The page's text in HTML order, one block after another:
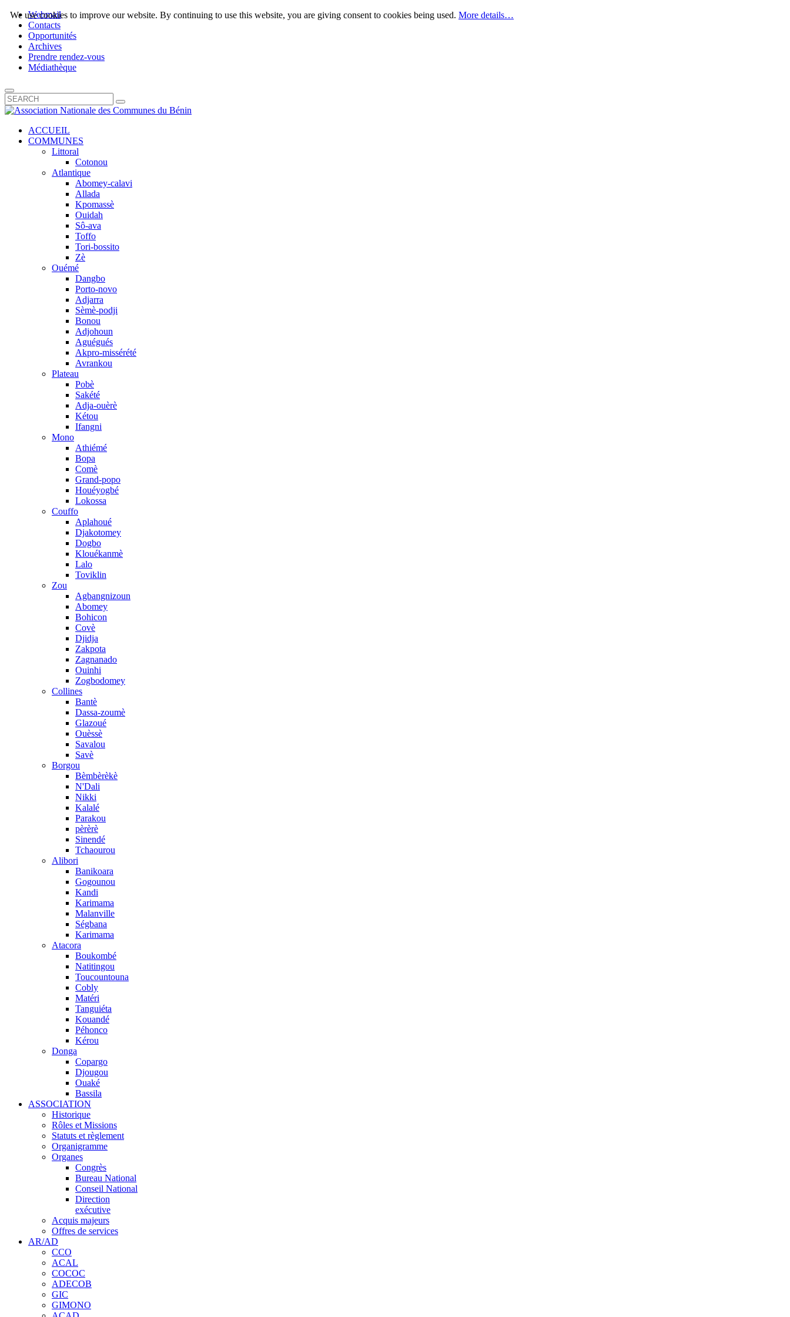
Webmail
Contacts
Opportunités
Archives
Prendre rendez-vous
Médiathèque
ACCUEIL
COMMUNES
Littoral
Cotonou
Atlantique
Abomey-calavi
Allada
Kpomassè
Ouidah
Sô-ava
Toffo
Tori-bossito
Zè
Ouémé
Dangbo
Porto-novo
Adjarra
Sèmè-podji
Bonou
Adjohoun
Aguégués
Akpro-missérété
Avrankou
Plateau
Pobè
Sakété
Adja-ouèrè
Kétou
Ifangni
Mono
Athiémé
Bopa
Comè
Grand-popo
Houéyogbé
Lokossa
Couffo
Aplahoué
Djakotomey
Dogbo
Klouékanmè
Lalo
Toviklin
Zou
Agbangnizoun
Abomey
Bohicon
Covè
Djidja
Zakpota
Zagnanado
Ouinhi
Zogbodomey
Collines
Bantè
Dassa-zoumè
Glazoué
Ouèssè
Savalou
Savè
Borgou
Bèmbèrèkè
N'Dali
Nikki
Kalalé
Parakou
pèrèrè
Sinendé
Tchaourou
Alibori
Banikoara
Gogounou
Kandi
Karimama
Malanville
Ségbana
Karimama
Atacora
Boukombé
Natitingou
Toucountouna
Cobly
Matéri
Tanguiéta
Kouandé
Péhonco
Kérou
Donga
Copargo
Djougou
Ouaké
Bassila
ASSOCIATION
Historique
Rôles et Missions
Statuts et règlement
Organigramme
Organes
Congrès
Bureau National
Conseil National
Direction
exécutive
Acquis majeurs
Offres de services
AR/AD
CCO
ACAL
COCOC
ADECOB
GIC
GIMONO
We use cookies to improve our website. By continuing to use this website, you are giving consent to cookies being used. More details…